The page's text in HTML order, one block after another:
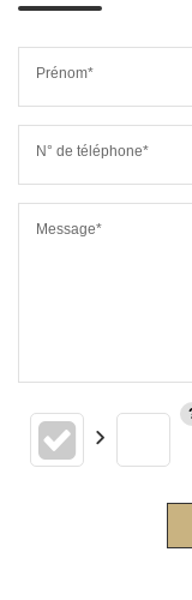
Prénom*
N° de téléphone*
Message*